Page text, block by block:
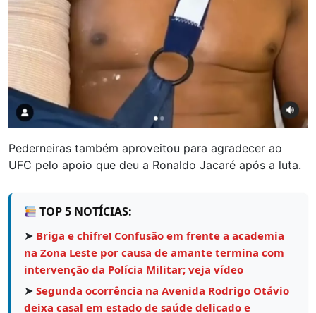
Pederneiras também aproveitou para agradecer ao
UFC pelo apoio que deu a Ronaldo Jacaré após a luta.
TOP 5 NOTÍCIAS:
➤ Briga e chifre! Confusão em frente a academia
na Zona Leste por causa de amante termina com
intervenção da Polícia Militar; veja vídeo
➤ Segunda ocorrência na Avenida Rodrigo Otávio
deixa casal em estado de saúde delicado e